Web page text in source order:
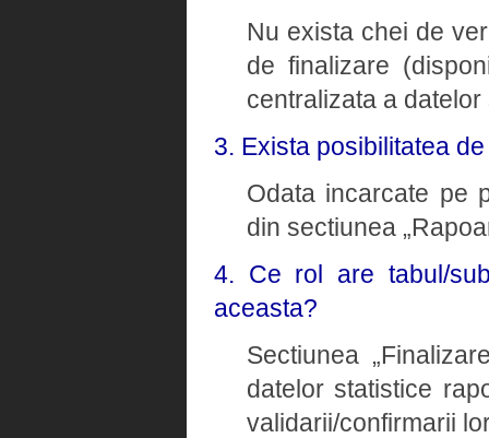
Nu exista chei de
de finalizare
centralizata a
3. Exista posibilitatea
Odata incarcate pe
din sectiunea
4. Ce rol are tabul/
aceasta?
Sectiunea
datelor statistice
validarii/confirmarii